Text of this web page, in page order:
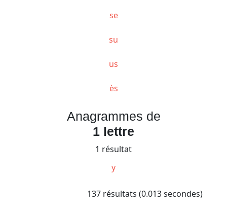
se
su
us
ès
Anagrammes de
1 lettre
1 résultat
y
137 résultats (0.013 secondes)